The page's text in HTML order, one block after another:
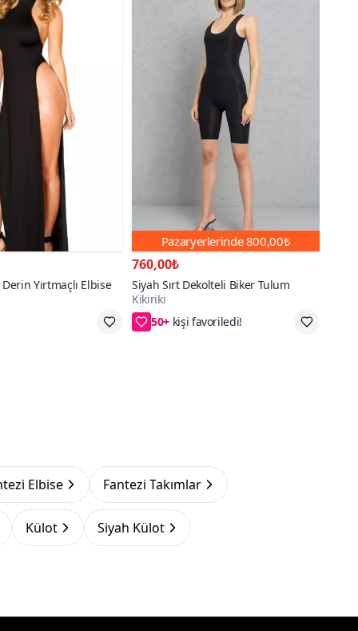
Yırtmaçlı Elbise
Pazaryerlerinde800,00₺
760,00₺
Siyah Sırt Dekolteli Biker Tulum
Kikiriki
50+
40₺ daha az öde
Elbise Fantezi Takımlar
Külot Siyah Külot